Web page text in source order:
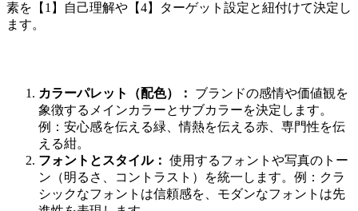
素を【1】自己理解や【4】ターゲット設定と紐付けて決定し
ます。
カラーパレット（配色）：
ブランドの感情や価値観を
象徴するメインカラーとサブカラーを決定します。
例：安心感を伝える緑、情熱を伝える赤、専門性を伝
える紺。
フォントとスタイル： 使用するフォントや写真のトー
ン（明るさ、コントラスト）を統一します。例：クラ
シックなフォントは信頼感を、モダンなフォントは先